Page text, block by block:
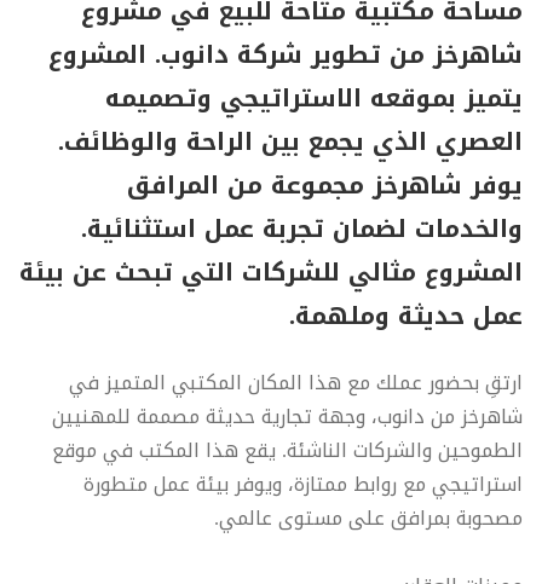
مساحة مكتبية متاحة للبيع في مشروع
شاهرخز من تطوير شركة دانوب. المشروع
يتميز بموقعه الاستراتيجي وتصميمه
العصري الذي يجمع بين الراحة والوظائف.
يوفر شاهرخز مجموعة من المرافق
والخدمات لضمان تجربة عمل استثنائية.
المشروع مثالي للشركات التي تبحث عن بيئة
عمل حديثة وملهمة.
ارتقِ بحضور عملك مع هذا المكان المكتبي المتميز في
شاهرخز من دانوب، وجهة تجارية حديثة مصممة للمهنيين
الطموحين والشركات الناشئة. يقع هذا المكتب في موقع
استراتيجي مع روابط ممتازة، ويوفر بيئة عمل متطورة
مصحوبة بمرافق على مستوى عالمي.